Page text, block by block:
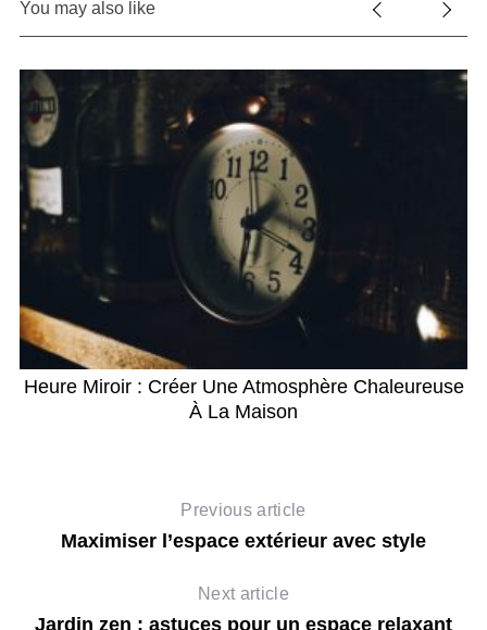
You may also like
Heure Miroir : Créer Une Atmosphère Chaleureuse
À La Maison
Previous article
Maximiser l’espace extérieur avec style
Next article
Jardin zen : astuces pour un espace relaxant